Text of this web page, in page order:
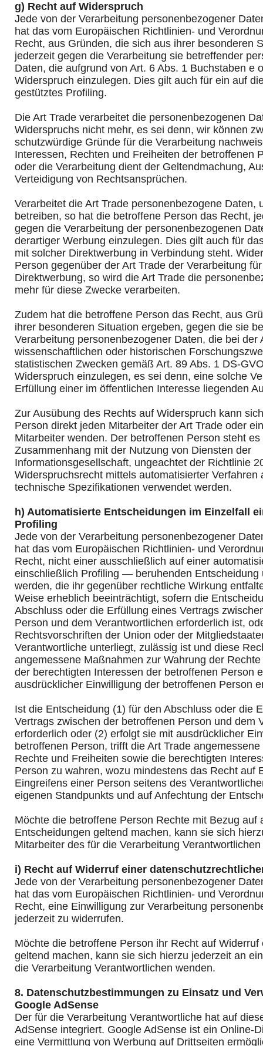
g) Recht auf Widerspruch
Jede von der Verarbeitung personenbezogener
hat das vom Europäischen Richtlinien- und
Recht, aus Gründen, die sich aus ihrer besonderen
jederzeit gegen die Verarbeitung sie betreffender
Daten, die aufgrund von Art. 6 Abs. 1 Buchstaben e
Widerspruch einzulegen. Dies gilt auch für ein auf
gestütztes Profiling.
Die Art Trade verarbeitet die personenbezogenen
Widerspruchs nicht mehr, es sei denn, wir können
schutzwürdige Gründe für die Verarbeitung
Interessen, Rechten und Freiheiten der betroffenen
oder die Verarbeitung dient der Geltendmachung,
Verteidigung von Rechtsansprüchen.
Verarbeitet die Art Trade personenbezogene Daten,
betreiben, so hat die betroffene Person das Recht,
gegen die Verarbeitung der personenbezogenen
derartiger Werbung einzulegen. Dies gilt auch für
mit solcher Direktwerbung in Verbindung steht.
Person gegenüber der Art Trade der Verarbeitung
Direktwerbung, so wird die Art Trade die
mehr für diese Zwecke verarbeiten.
Zudem hat die betroffene Person das Recht, aus
ihrer besonderen Situation ergeben, gegen die sie
Verarbeitung personenbezogener Daten, die bei der
wissenschaftlichen oder historischen
statistischen Zwecken gemäß Art. 89 Abs. 1 DS-
Widerspruch einzulegen, es sei denn, eine solche
Erfüllung einer im öffentlichen Interesse liegenden
Zur Ausübung des Rechts auf Widerspruch kann
Person direkt jeden Mitarbeiter der Art Trade oder
Mitarbeiter wenden. Der betroffenen Person steht
Zusammenhang mit der Nutzung von Diensten der
Informationsgesellschaft, ungeachtet der Richtlinie
Widerspruchsrecht mittels automatisierter Verfahren
technische Spezifikationen verwendet werden.
h) Automatisierte Entscheidungen im Einzelfall
Profiling
Jede von der Verarbeitung personenbezogener
hat das vom Europäischen Richtlinien- und
Recht, nicht einer ausschließlich auf einer
einschließlich Profiling — beruhenden Entscheidung
werden, die ihr gegenüber rechtliche Wirkung
Weise erheblich beeinträchtigt, sofern die
Abschluss oder die Erfüllung eines Vertrags
Person und dem Verantwortlichen erforderlich ist,
Rechtsvorschriften der Union oder der
Verantwortliche unterliegt, zulässig ist und diese
angemessene Maßnahmen zur Wahrung der
der berechtigten Interessen der betroffenen Person
ausdrücklicher Einwilligung der betroffenen Person
Ist die Entscheidung (1) für den Abschluss oder die
Vertrags zwischen der betroffenen Person und dem
erforderlich oder (2) erfolgt sie mit ausdrücklicher
betroffenen Person, trifft die Art Trade
Rechte und Freiheiten sowie die berechtigten
Person zu wahren, wozu mindestens das Recht auf
Eingreifens einer Person seitens des
eigenen Standpunkts und auf Anfechtung der
Möchte die betroffene Person Rechte mit Bezug auf
Entscheidungen geltend machen, kann sie sich
Mitarbeiter des für die Verarbeitung
i) Recht auf Widerruf einer
Jede von der Verarbeitung personenbezogener
hat das vom Europäischen Richtlinien- und
Recht, eine Einwilligung zur Verarbeitung
jederzeit zu widerrufen.
Möchte die betroffene Person ihr Recht auf Widerruf
geltend machen, kann sie sich hierzu jederzeit an
die Verarbeitung Verantwortlichen wenden.
8. Datenschutzbestimmungen zu Einsatz und
Google AdSense
Der für die Verarbeitung Verantwortliche hat auf
AdSense integriert. Google AdSense ist ein Online-
eine Vermittlung von Werbung auf Drittseiten